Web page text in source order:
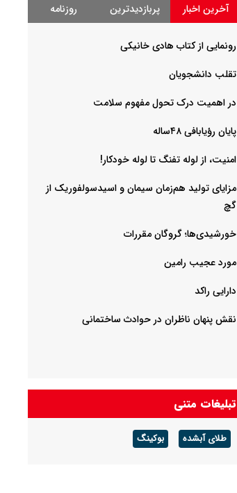
آخرین اخبار پربازدیدترین روزنامه
رونمایی از کتاب هادی خانیکی
‌تقلب دانشجویان
در اهمیت درک تحول مفهوم سلامت
پایان رؤیابافی ۴۸ساله
امنیت، از لوله تفنگ تا ‌لوله خودکار!
مزایای تولید هم‌زمان سیمان و اسیدسولفوریک از
گچ
خورشیدی‌ها؛ گروگان مقررات
مورد عجیب رامین
دارایی راکد
نقش پنهان ناظران در حوادث ساختمانی
تبلیغات متنی
طلای آبشده بوکینگ